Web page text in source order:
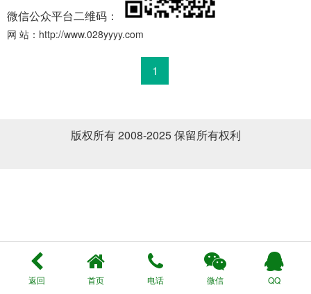
微信公众平台二维码：
网 站： http://www.028yyyy.com
1
版权所有 2008-2025 保留所有权利
返回 首页 电话 微信 QQ